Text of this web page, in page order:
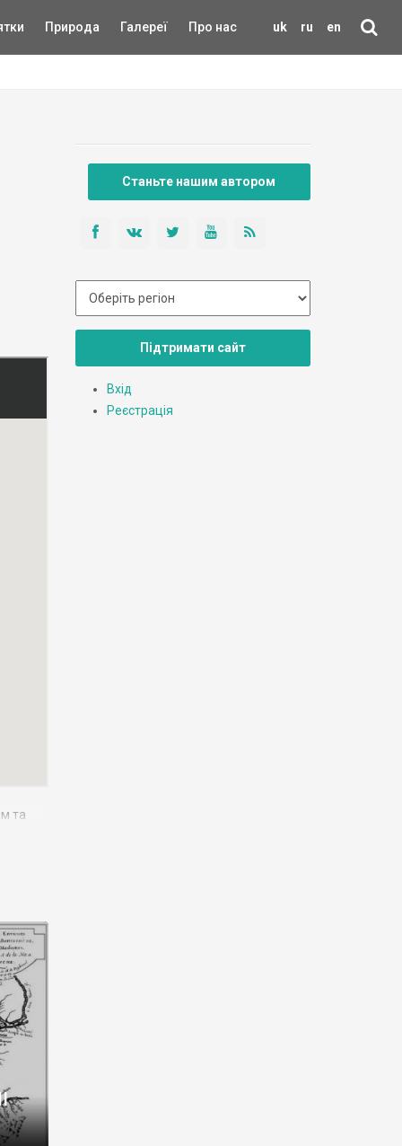
uk ru en
Природа Галереї Про нас
та
Станьте нашим автором
Підтримати сайт
Вхід
Реєстрація